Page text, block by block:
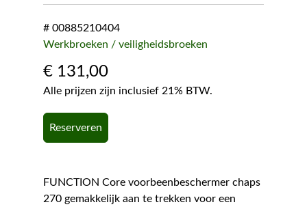
# 00885210404
Werkbroeken / veiligheidsbroeken
€131,00
Alle prijzen zijn inclusief 21% BTW.
Reserveren
FUNCTION Core voorbeenbeschermer chaps
270 gemakkelijk aan te trekken voor een